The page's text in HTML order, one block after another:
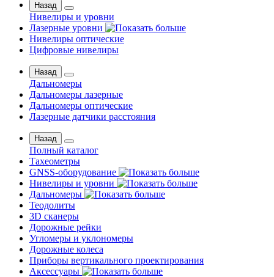
Назад
Нивелиры и уровни
Лазерные уровни
Нивелиры оптические
Цифровые нивелиры
Назад
Дальномеры
Дальномеры лазерные
Дальномеры оптические
Лазерные датчики расстояния
Назад
Полный каталог
Тахеометры
GNSS-оборудование
Нивелиры и уровни
Дальномеры
Теодолиты
3D сканеры
Дорожные рейки
Угломеры и уклономеры
Дорожные колеса
Приборы вертикального проектирования
Аксессуары